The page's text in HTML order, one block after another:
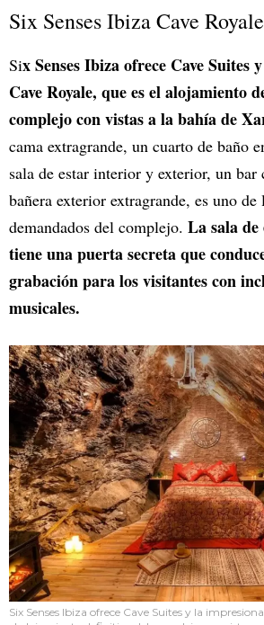
Six Senses Ibiza Cave
Six Senses Ibiza ofrece Cave Suites
Cave Royale, que es el alojamiento
complejo con vistas a la bahía de
cama extragrande, un cuarto de baño
sala de estar interior y exterior, un bar
bañera exterior extragrande, es uno de
demandados del complejo. La sala
tiene una puerta secreta que
grabación para los visitantes con
musicales.
Six Senses Ibiza ofrece Cave Suites y la